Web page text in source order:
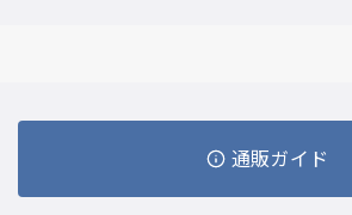
通販ガイド